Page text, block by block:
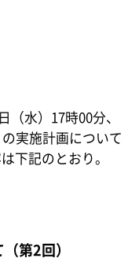
水）17時00分、
実施計画について
下記のとおり。
第2回）